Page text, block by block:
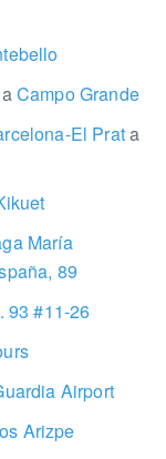
aCampo Grande
El Prata
María
89
93 #11-26
Airport
Arizpe